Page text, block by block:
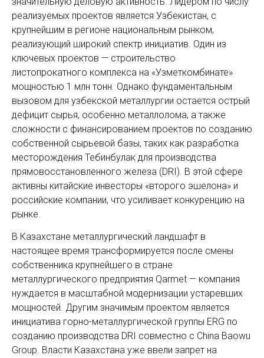
реализуемых проектов является Узбекистан, с
крупнейшим в регионе национальным рынком,
реализующий широкий спектр инициатив. Один из
ключевых проектов — строительство
листопрокатного комплекса на «Узметкомбинате»
мощностью 1 млн тонн. Однако фундаментальным
вызовом для узбекской металлургии остается острый
дефицит сырья, особенно металлолома, а также
сложности с финансированием проектов по созданию
собственной сырьевой базы, таких как разработка
месторождения Тебинбулак для производства
прямовосстановленного железа (DRI). В этой сфере
активны китайские инвесторы «второго эшелона» и
российские компании, что усиливает конкуренцию на
рынке.
В Казахстане металлургический ландшафт в
настоящее время трансформируется после смены
собственника крупнейшего в стране
металлургического предприятия Qarmet — компания
нуждается в масштабной модернизации устаревших
мощностей. Другим значимым проектом является
инициатива горно-металлургической группы ERG по
созданию производства DRI совместно с China Baowu
Group. Власти Казахстана уже ввели запрет на